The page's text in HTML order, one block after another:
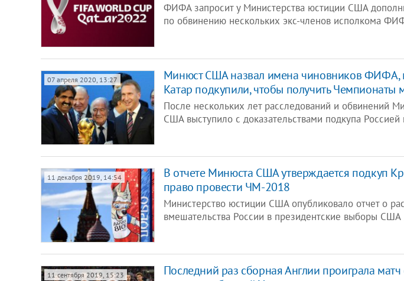
ФИФА запросит у Министерства юстиции США
по обвинению нескольких экс-членов исполкома
07 апреля 2020, 13:27
Минюст США назвал имена чиновников ФИФА,
Катар подкупили, чтобы получить Чемпионаты
После нескольких лет расследований и обвинений
США выступило с доказательствами подкупа
11 декабря 2019, 14:54
В отчете Минюста США утверждается подкуп
право провести ЧМ-2018
Министерство юстиции США опубликовало отчет о
вмешательства России в президентские выборы
11 сентября 2019, 15:23
Последний раз сборная Англии проиграла